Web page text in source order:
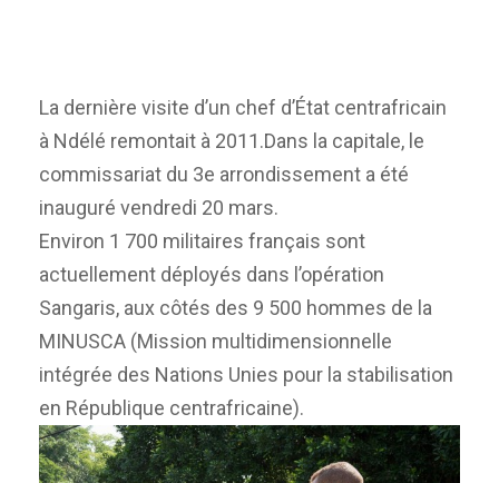
La dernière visite d’un chef d’État centrafricain
à Ndélé remontait à 2011.Dans la capitale, le
commissariat du 3e arrondissement a été
inauguré vendredi 20 mars.
Environ 1 700 militaires français sont
actuellement déployés dans l’opération
Sangaris, aux côtés des 9 500 hommes de la
MINUSCA (Mission multidimensionnelle
intégrée des Nations Unies pour la stabilisation
en République centrafricaine).